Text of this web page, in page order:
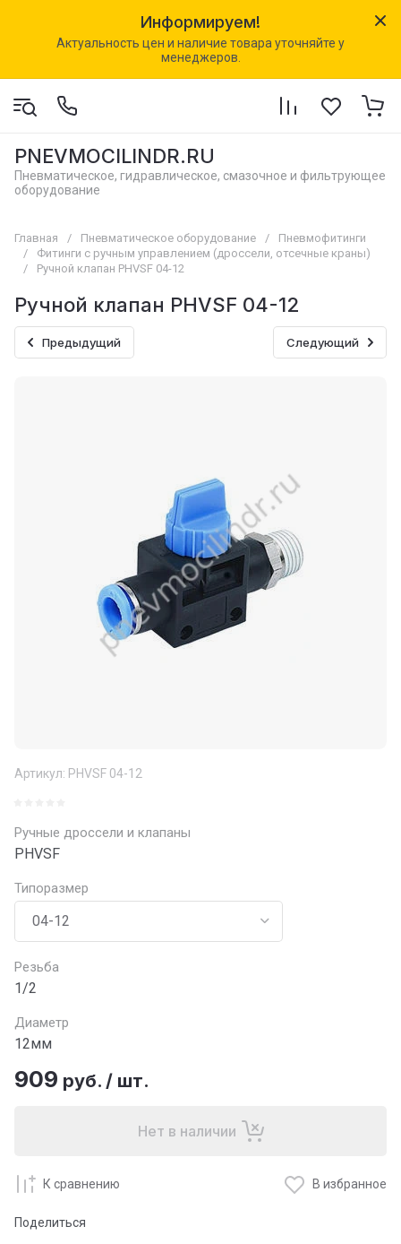
Информируем!
Актуальность цен и наличие товара уточняйте у
менеджеров.
PNEVMOCILINDR.RU
Пневматическое, гидравлическое, смазочное и фильтрующее
оборудование
Главная / Пневматическое оборудование /
Пневмофитинги
/
Фитинги с ручным управлением (дроссели, отсечные краны)
/
Ручной клапан PHVSF 04-12
Ручной клапан PHVSF 04-12
Предыдущий Следующий
Артикул: PHVSF 04-12
Ручные дроссели и клапаны
PHVSF
Типоразмер
Резьба
1/2
Диаметр
12мм
909 руб. / шт.
Нет в наличии
К сравнению В избранное
Поделиться